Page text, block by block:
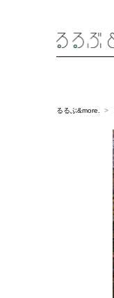
るるぶ&more.